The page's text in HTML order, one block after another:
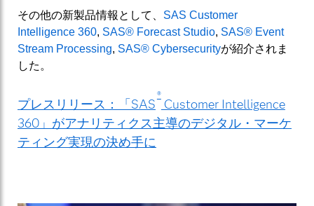
その他の新製品情報として、 SAS Customer
Intelligence 360, SAS® Forecast Studio, SAS® Event
Stream Processing, SAS® Cybersecurityが紹介されま
した。
プレスリリース：「SAS
®
Customer Intelligence
360」がアナリティクス主導のデジタル・マーケ
ティング実現の決め手に